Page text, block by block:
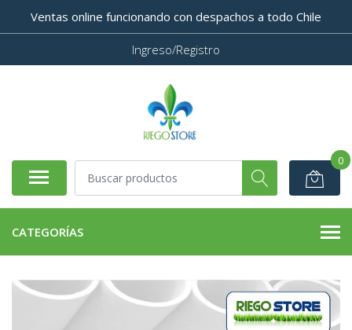
Ventas online funcionando con despachos a todo Chile
Ingreso/Registro
0
CATEGORÍAS